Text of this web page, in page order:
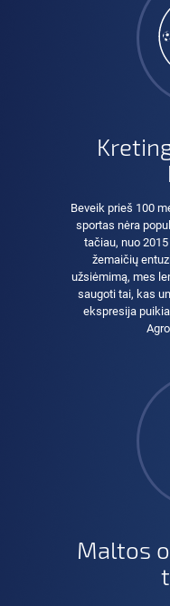
Beveik prieš 100
sportas nėra
tačiau, nuo
žemaičių
užsiėmimą, mes
saugoti tai, kas
ekspresija
Maltos